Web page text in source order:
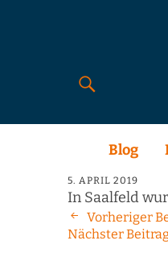
Blog
5. APRIL 2019
In Saalfeld
Vorheriger
Nächster